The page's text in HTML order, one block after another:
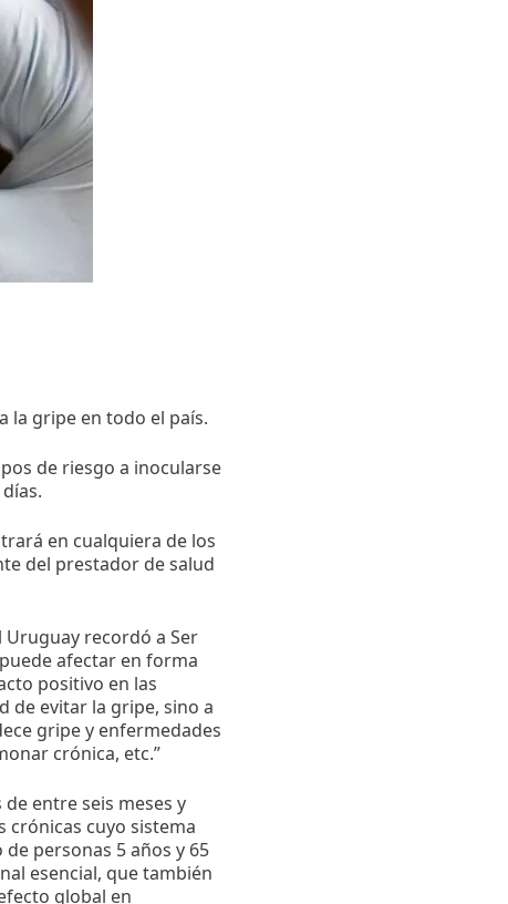
la gripe en todo el país.
de riesgo a inocularse
en cualquiera de los
del prestador de salud
Uruguay recordó a Ser
afectar en forma
positivo en las
de evitar la gripe, sino a
gripe y enfermedades
crónica, etc.”
entre seis meses y
crónicas cuyo sistema
personas 5 años y 65
esencial, que también
global en